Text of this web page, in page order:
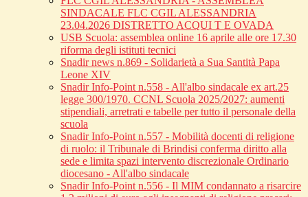
SINDACALE FLC CGIL ALESSANDRIA
23.04.2026 DISTRETTO ACQUI T E OVADA
USB Scuola: assemblea online 16 aprile alle ore 17.30
riforma degli istituti tecnici
Snadir news n.869 - Solidarietà a Sua Santità Papa
Leone XIV
Snadir Info-Point n.558 - All'albo sindacale ex art.25
legge 300/1970. CCNL Scuola 2025/2027: aumenti
stipendiali, arretrati e tabelle per tutto il personale della
scuola
Snadir Info-Point n.557 - Mobilità docenti di religione
di ruolo: il Tribunale di Brindisi conferma diritto alla
sede e limita spazi intervento discrezionale Ordinario
diocesano - All'albo sindacale
Snadir Info-Point n.556 - Il MIM condannato a risarcire